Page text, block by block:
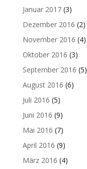
Januar 2017(3)
Dezember 2016 (2)
November 2016 (4)
Oktober 2016 (3)
September 2016 (5)
August 2016 (6)
Juli 2016 (5)
Juni 2016 (9)
Mai 2016 (7)
April 2016 (9)
März 2016 (4)